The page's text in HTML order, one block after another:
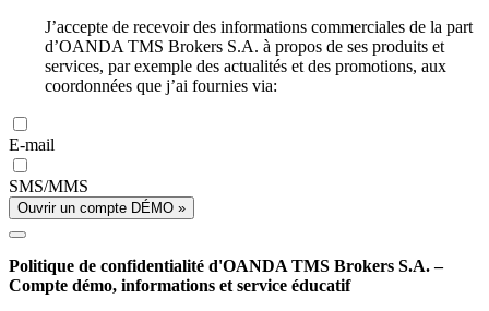
J’accepte de recevoir des informations commerciales de la part
d’OANDA TMS Brokers S.A. à propos de ses produits et
services, par exemple des actualités et des promotions, aux
coordonnées que j’ai fournies via:
E-mail
SMS/MMS
Ouvrir un compte DÉMO »
Politique de confidentialité d'OANDA TMS Brokers S.A. –
Compte démo, informations et service éducatif